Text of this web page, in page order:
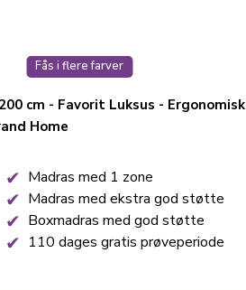
Fås i flere farver
cm - Favorit Luksus - Ergonomisk
Home
Madras med 1 zone
Madras med ekstra god støtte
Boxmadras med god støtte
110 dages gratis prøveperiode